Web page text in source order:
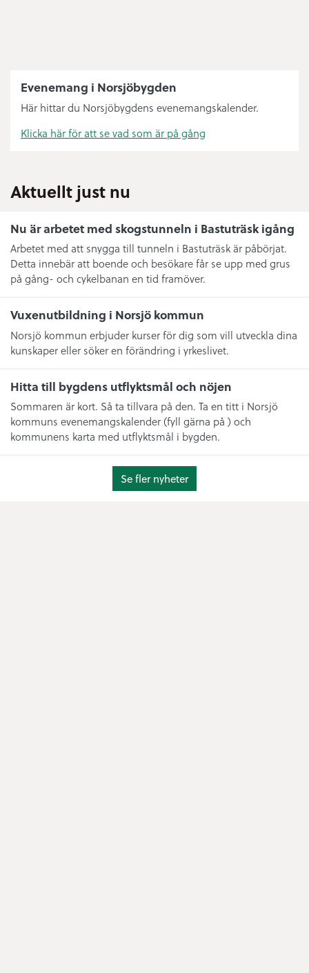
Evenemang i Norsjöbygden
Här hittar du Norsjöbygdens evenemangskalender.
Klicka här för att se vad som är på gång
Aktuellt just nu
Nu är arbetet med skogstunneln i Bastuträsk igång
Arbetet med att snygga till tunneln i Bastuträsk är påbörjat.
Detta innebär att boende och besökare får se upp med grus
på gång- och cykelbanan en tid framöver.
Vuxenutbildning i Norsjö kommun
Norsjö kommun erbjuder kurser för dig som vill utveckla dina
kunskaper eller söker en förändring i yrkeslivet.
Hitta till bygdens utflyktsmål och nöjen
Sommaren är kort. Så ta tillvara på den. Ta en titt i Norsjö
kommuns evenemangskalender (fyll gärna på ) och
kommunens karta med utflyktsmål i bygden.
Se fler nyheter